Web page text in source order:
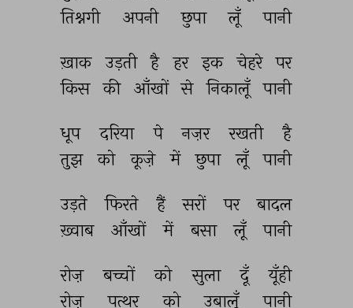
तिश्नगी
अपनी छुपा लूँ पानी
ख़ाक उड़ती है हर इक चेहरे पर
किस की आँखों से निकालूँ पानी
धूप दरिया पे नज़र रखती
है
तुझ
को कूज़े में छुपा लूँ पानी
उड़ते फिरते हैं सरों पर
बादल
ख़्वाब
आँखों में बसा लूँ पानी
रोज़ बच्चों को सुला दूँ
यूँही
रोज़
पत्थर को उबालूँ पानी